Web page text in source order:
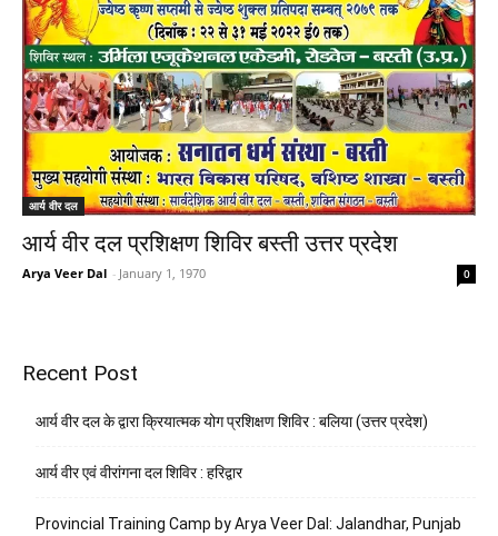
आर्य वीर दल
आर्य वीर दल प्रशिक्षण शिविर बस्ती उत्तर प्रदेश
Arya Veer Dal - January 1, 1970 0
Recent Post
आर्य वीर दल के द्वारा क्रियात्मक योग प्रशिक्षण शिविर : बलिया (उत्तर प्रदेश)
आर्य वीर एवं वीरांगना दल शिविर : हरिद्वार
Provincial Training Camp by Arya Veer Dal: Jalandhar, Punjab